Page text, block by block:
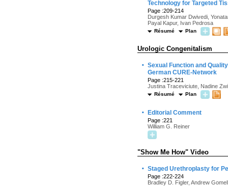
Technology for Targeted
Page :209-214
Durgesh Kumar Dwivedi,
Payal Kapur, Ivan Pedrosa
Résumé Plan
Urologic Congenitalism
· Sexual Function and
German CURE-Network
Page :215-221
Justina Traceviciute, Nadine
Résumé Plan
· Editorial Comment
Page :221
William G. Reiner
"Show Me How" Video
· Staged Urethroplasty for
Page :222-224
Bradley D. Figler, Andrew